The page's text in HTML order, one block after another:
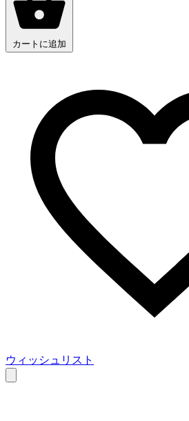
カートに追加
ウィッシュリスト